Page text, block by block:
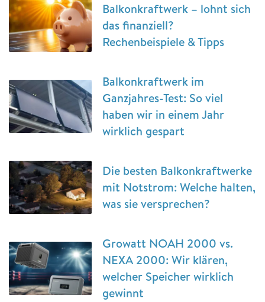
Balkonkraftwerk – lohnt sich
das finanziell?
Rechenbeispiele & Tipps
Balkonkraftwerk im
Ganzjahres-Test: So viel
haben wir in einem Jahr
wirklich gespart
Die besten Balkonkraftwerke
mit Notstrom: Welche halten,
was sie versprechen?
Growatt NOAH 2000 vs.
NEXA 2000: Wir klären,
welcher Speicher wirklich
gewinnt